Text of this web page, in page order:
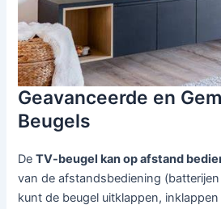
Geavanceerde en
Beugels
DeTV-beugel kan op afstand
van de afstandsbediening
kunt de beugel uitklappen,